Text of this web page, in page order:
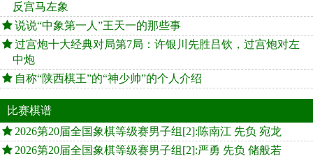
反宫马左象
说说“中象第一人”王天一的那些事
过宫炮十大经典对局第7局：许银川先胜吕钦，过宫炮对左
中炮
自称“陕西棋王”的“神少帅”的个人介绍
比赛棋谱
2026第20届全国象棋等级赛男子组[2]:陈南江 先负 宛龙
2026第20届全国象棋等级赛男子组[2]:严勇 先负 储般若